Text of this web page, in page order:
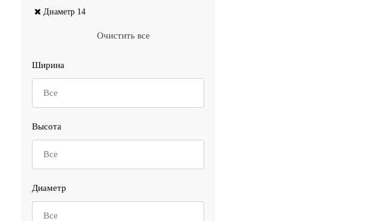
Диаметр 14
Очистить все
Ширина
Все
Высота
Все
Диаметр
Все